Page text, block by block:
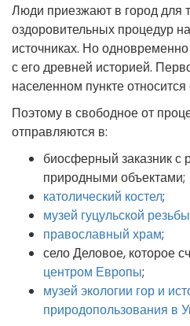
Люди приезжают в город для
оздоровительных процедур
источниках. Но
с его древней историей.
населенном пункте
Поэтому в свободное от
отправляются в:
биосферный заказник
природными объектами;
католический костел;
музей гуцульской резьбы
православный храм;
село Деловое, которое
центром Европы;
музей экологии гор и
природопользования в